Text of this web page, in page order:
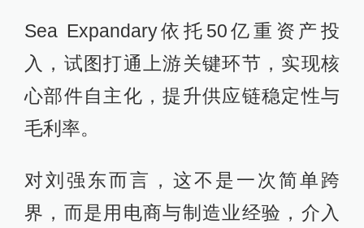
Sea Expandary依托50亿重资产投
入，试图打通上游关键环节，实现核
心部件自主化，提升供应链稳定性与
毛利率。
对刘强东而言，这不是一次简单跨
界，而是用电商与制造业经验，介入